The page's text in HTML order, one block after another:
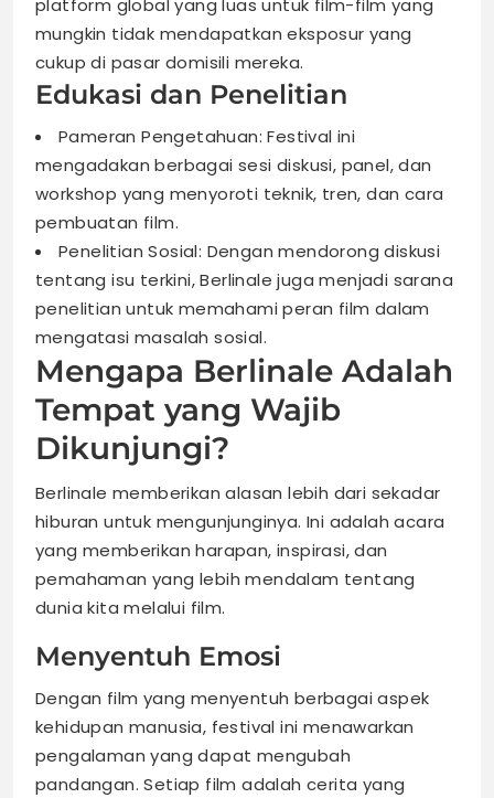
platform global yang luas untuk film-film yang
mungkin tidak mendapatkan eksposur yang
cukup di pasar domisili mereka.
Edukasi dan Penelitian
Pameran Pengetahuan: Festival ini
mengadakan berbagai sesi diskusi, panel, dan
workshop yang menyoroti teknik, tren, dan cara
pembuatan film.
Penelitian Sosial: Dengan mendorong diskusi
tentang isu terkini, Berlinale juga menjadi sarana
penelitian untuk memahami peran film dalam
mengatasi masalah sosial.
Mengapa Berlinale Adalah
Tempat yang Wajib
Dikunjungi?
Berlinale memberikan alasan lebih dari sekadar
hiburan untuk mengunjunginya. Ini adalah acara
yang memberikan harapan, inspirasi, dan
pemahaman yang lebih mendalam tentang
dunia kita melalui film.
Menyentuh Emosi
Dengan film yang menyentuh berbagai aspek
kehidupan manusia, festival ini menawarkan
pengalaman yang dapat mengubah
pandangan. Setiap film adalah cerita yang